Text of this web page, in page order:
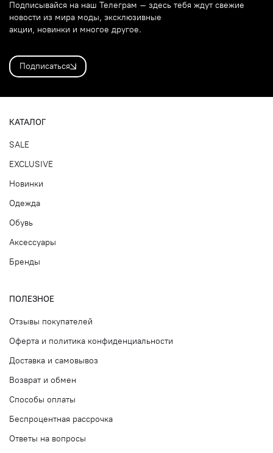
Подписывайся на наш Телеграм – здесь тебя ждут свежие
новости из мира моды, эксклюзивные
акции, новинки и многое другое.
Подписаться
КАТАЛОГ
SALE
EXCLUSIVE
Новинки
Одежда
Обувь
Аксессуары
Бренды
ПОЛЕЗНОЕ
Отзывы покупателей
Оферта и политика конфиденциальности
Доставка и самовывоз
Возврат и обмен
Способы оплаты
Беспроцентная рассрочка
Ответы на вопросы